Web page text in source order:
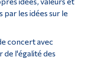
les idées sur le
concert avec
l'égalité des